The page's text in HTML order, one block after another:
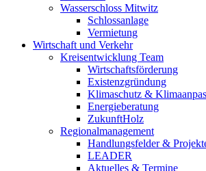
Wasserschloss Mitwitz
Schlossanlage
Vermietung
Wirtschaft und Verkehr
Kreisentwicklung Team
Wirtschaftsförderung
Existenzgründung
Klimaschutz &
Energieberatung
ZukunftHolz
Regionalmanagement
Handlungsfelder &
LEADER
Aktuelles & Termine